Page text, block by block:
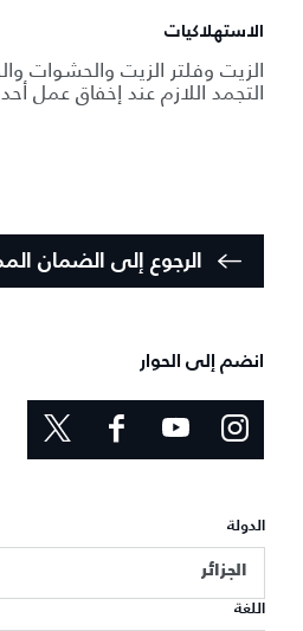
الاستهلاكيات
الزيت وفلتر الزيت والحشوات
التجمد اللازم عند إخفاق عمل أحد
الرجوع إلى الضمان
انضم إلى الحوار
الدولة
الجزائر
اللغة